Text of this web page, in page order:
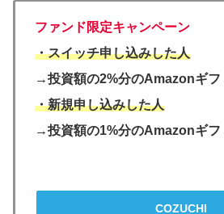
ファンド限定キャンペーン
・スイッチ申し込みした人
→投資額の2%分のAmazonギフ
・新規申し込みした人
→投資額の1%分のAmazonギフ
COZUCHI